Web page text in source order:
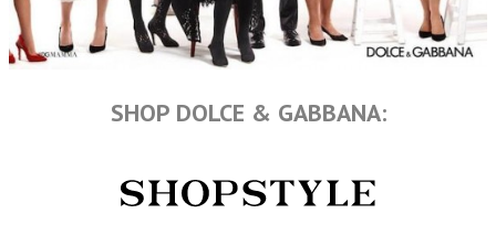
SHOP DOLCE & GABBANA: